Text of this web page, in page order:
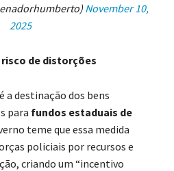
November 10,
2025
de distorções
a destinação dos bens
para fundos estaduais de
teme que essa medida
policiais por recursos e
criando um “incentivo